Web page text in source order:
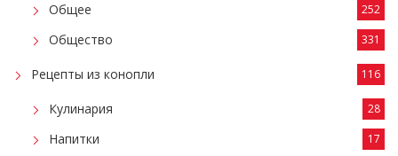
Общее 252
Общество 331
Рецепты из конопли 116
Кулинария 28
Напитки 17